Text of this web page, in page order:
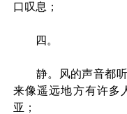
口叹息；
四。
静。风的声音都听
来像遥远地方有许多
亚；